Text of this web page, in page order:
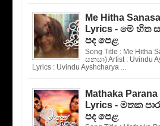
Me Hitha
Lyrics - මේ හිත
පද පෙළ
Song Title : Me Hitha
සනසා) Artist : Uvindu
Lyrics : Uvindu Ayshcharya ...
Mathaka
Lyrics - මතක
පද පෙළ